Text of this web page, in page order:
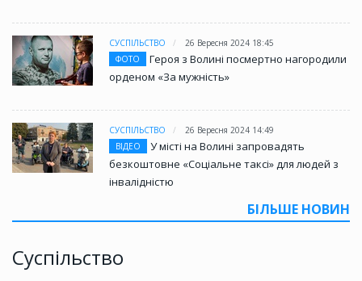
СУСПІЛЬСТВО
26 Вересня 2024 18:45
ФОТО
Героя з Волині посмертно нагородили
орденом «За мужність»
СУСПІЛЬСТВО
26 Вересня 2024 14:49
ВІДЕО
У місті на Волині запровадять
безкоштовне «Соціальне таксі» для людей з
інвалідністю
БІЛЬШЕ НОВИН
Суспільство